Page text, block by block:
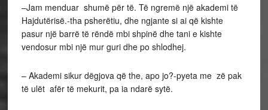
–Jam menduar shumë për të. Të ngremë një akademi të
Hajdutërisë.-tha psherëtiu, dhe ngjante si ai që kishte
pasur një barrë të rëndë mbi shpinë dhe tani e kishte
vendosur mbi një mur guri dhe po shlodhej.
– Akademi sikur dëgjova që the, apo jo?-pyeta me zë pak
të ulët afër të mekurit, pa ia ndarë sytë.